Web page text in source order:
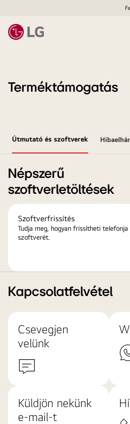
Terméktámogatás
Útmutató és szoftverek
Népszerű
szoftverletöltések
Szoftverfrissítés
Tudja meg, hogyan frissítheti telefonja
szoftverét.
Kapcsolatfelvétel
Csevegjen
velünk
Küldjön nekünk
e-mail-t